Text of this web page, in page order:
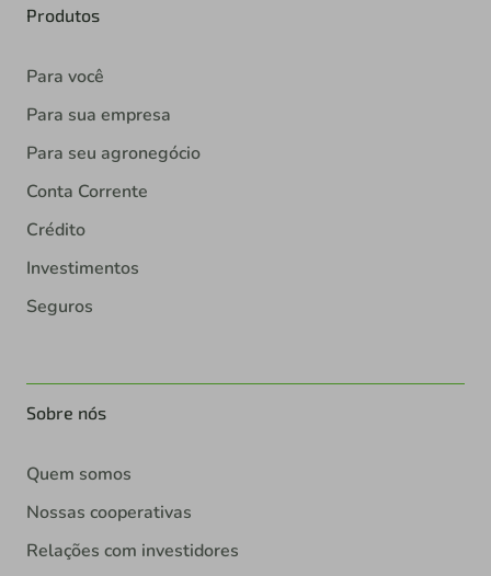
Produtos
Para você
Para sua empresa
Para seu agronegócio
Conta Corrente
Crédito
Investimentos
Seguros
Sobre nós
Quem somos
Nossas cooperativas
Relações com investidores